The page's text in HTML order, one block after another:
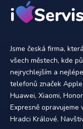
Jsme česká firma,
všech městech, kde
nejrychlejším a
telefonů značek Apple
Huawei, Xiaomi,
Expresně opravujeme
Hradci Králové.